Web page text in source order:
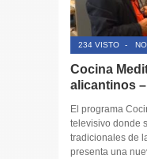
234 VISTO -
Cocina
alicantinos
El programa
televisivo donde
tradicionales de
presenta una